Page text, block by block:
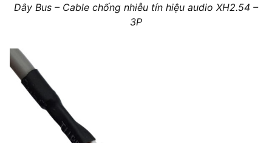
Dây Bus – Cable chống nhiễu tín hiệu audio XH2.54 –
3P